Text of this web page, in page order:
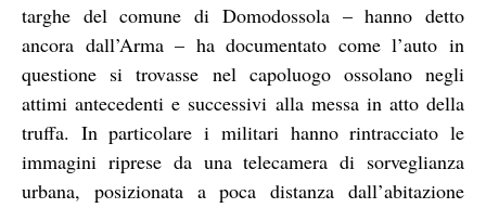
targhe del comune di Domodossola – hanno detto
ancora dall’Arma – ha documentato come l’auto in
questione si trovasse nel capoluogo ossolano negli
attimi antecedenti e successivi alla messa in atto della
truffa. In particolare i militari hanno rintracciato le
immagini riprese da una telecamera di sorveglianza
urbana, posizionata a poca distanza dall’abitazione